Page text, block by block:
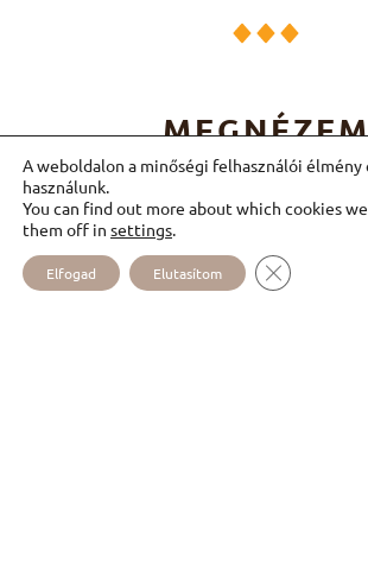
MÉG
A weboldalon a minőségi felhasználói
használunk.
You can find out more about which cookies
them off in settings.
Elfogad Elutasítom CLOSE